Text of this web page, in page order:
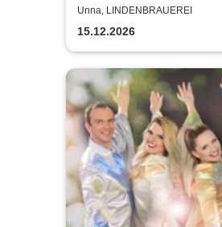
Side of the Moo Part II
Unna, LINDENBRAUEREI
15.12.2026